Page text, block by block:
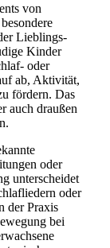
von
Lieblings-
Kinder
oder
ab, Aktivität,
fördern. Das
auch draußen
oder
unterscheidet
oder
der Praxis
bei